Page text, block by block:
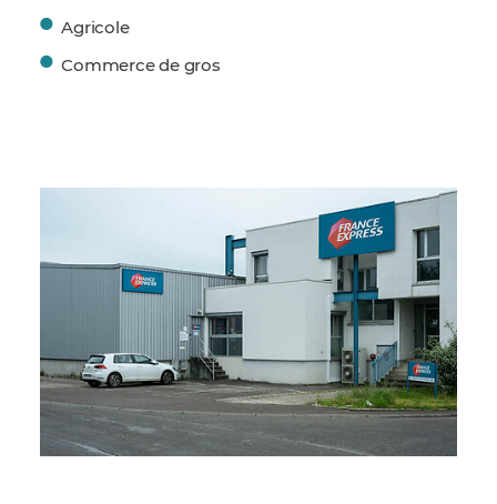
Agricole
Commerce de gros